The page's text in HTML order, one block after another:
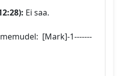
Ei saa.
[Mark]-1-------